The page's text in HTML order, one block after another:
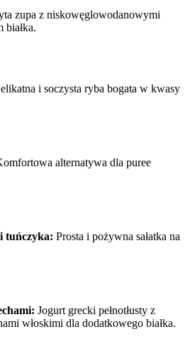
zupa z niskowęglowodanowymi
białka.
i soczysta ryba bogata w kwasy
alternatywa dla puree
tuńczyka: Prosta i pożywna sałatka na
Jogurt grecki pełnotłusty z
włoskimi dla dodatkowego białka.